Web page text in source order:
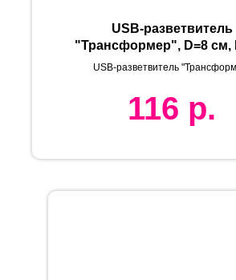
USB-разветвитель
"Трансформер", D=8 см,
см, пластик,
USB-разветвитель
116 р.